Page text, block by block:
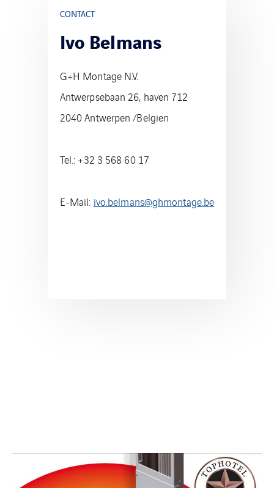
CONTACT
Ivo Belmans
G+H Montage N.V.
Antwerpsebaan 26, haven 712
2040 Antwerpen /Belgien
Tel.: +32 3 568 60 17
E-Mail: ivo.belmans@ghmontage.be